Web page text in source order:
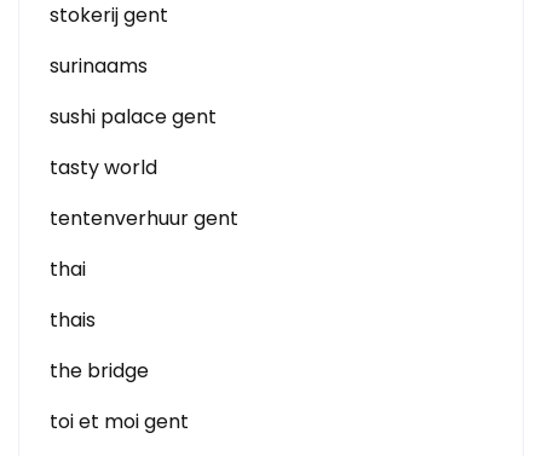
stokerij gent
surinaams
sushi palace gent
tasty world
tentenverhuur gent
thai
thais
the bridge
toi et moi gent